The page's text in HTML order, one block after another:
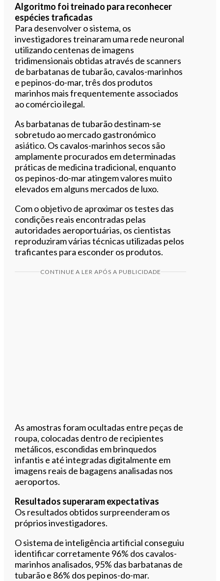
Algoritmo foi treinado para reconhecer
espécies traficadas
Para desenvolver o sistema, os
investigadores treinaram uma rede neuronal
utilizando centenas de imagens
tridimensionais obtidas através de scanners
de barbatanas de tubarão, cavalos-marinhos
e pepinos-do-mar, três dos produtos
marinhos mais frequentemente associados
ao comércio ilegal.
As barbatanas de tubarão destinam-se
sobretudo ao mercado gastronómico
asiático. Os cavalos-marinhos secos são
amplamente procurados em determinadas
práticas de medicina tradicional, enquanto
os pepinos-do-mar atingem valores muito
elevados em alguns mercados de luxo.
Com o objetivo de aproximar os testes das
condições reais encontradas pelas
autoridades aeroportuárias, os cientistas
reproduziram várias técnicas utilizadas pelos
traficantes para esconder os produtos.
CONTINUE A LER APÓS A PUBLICIDADE
As amostras foram ocultadas entre peças de
roupa, colocadas dentro de recipientes
metálicos, escondidas em brinquedos
infantis e até integradas digitalmente em
imagens reais de bagagens analisadas nos
aeroportos.
Resultados superaram expectativas
Os resultados obtidos surpreenderam os
próprios investigadores.
O sistema de inteligência artificial conseguiu
identificar corretamente 96% dos cavalos-
marinhos analisados, 95% das barbatanas de
tubarão e 86% dos pepinos-do-mar.